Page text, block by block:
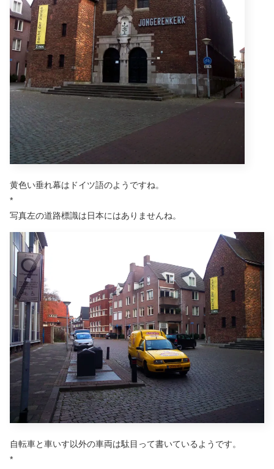
黄色い垂れ幕はドイツ語のようですね。
*
写真左の道路標識は日本にはありませんね。
自転車と車いす以外の車両は駄目って書いているようです。
*